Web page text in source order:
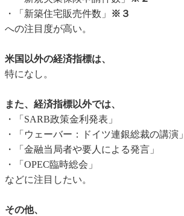
・「新築住宅販売件数」
※３
への注目度が高い。
米国以外の経済指標は、
特になし。
また、経済指標以外では、
・「SARB政策金利発表」
・「ウェーバー：ドイツ連銀総裁の講演」
・「金融当局者や要人による発言」
・「OPEC臨時総会」
などに注目したい。
その他、